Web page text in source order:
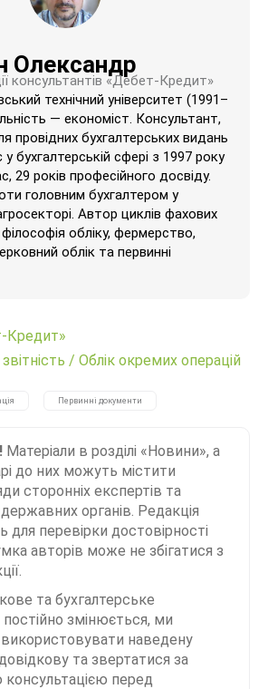
Олександр
консультантів «Дебет-Кредит»
технічний університет (1991–
— економіст. Консультант,
провідних бухгалтерських видань
бухгалтерській сфері з 1997 року
29 років професійного досвіду.
головним бухгалтером у
Автор циклів фахових
обліку, фермерство,
облік та первинні
Кредит»
/ Облік окремих операцій
Первинні документи
Матеріали в розділі «Новини», а
до них можуть містити
сторонніх експертів та
органів. Редакція
для перевірки достовірності
авторів може не збігатися з
та бухгалтерське
змінюється, ми
наведену
та звертатися за
консультацією перед